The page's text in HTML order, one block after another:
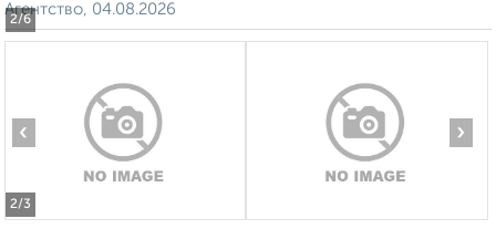
2/6
Агентство, 04.08.2026
2/3
‹ ›